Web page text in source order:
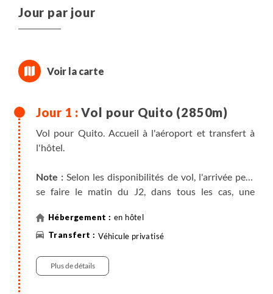
Jour par jour
Vol pour Quito (2850m)
Vol pour Quito. Accueil à l'aéroport et transfert à
l'hôtel.
Note : Selon les disponibilités de vol, l'arrivée peut
se faire le matin du J2, dans tous les cas, une
en hôtel
Véhicule privatisé
Plus de détails